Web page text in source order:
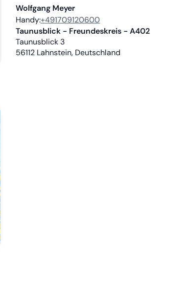
Wolfgang Meyer
Handy:+491709120600
Taunusblick - Freundeskreis - A402
Taunusblick 3
56112 Lahnstein, Deutschland